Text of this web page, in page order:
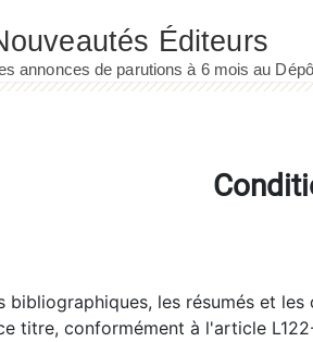
bibliographiques, les résumés et
titre, conformément à l'article